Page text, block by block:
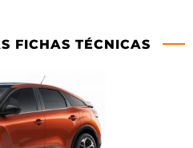
FICHAS TÉCNICAS